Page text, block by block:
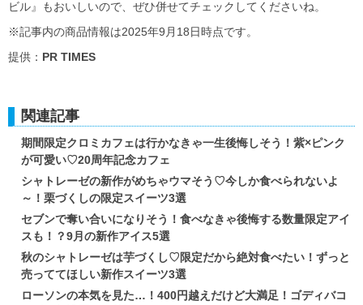
ビル』もおいしいので、ぜひ併せてチェックしてくださいね。
※記事内の商品情報は2025年9月18日時点です。
提供： PR TIMES
関連記事
期間限定クロミカフェは行かなきゃ一生後悔しそう！紫×ピンク
が可愛い♡20周年記念カフェ
シャトレーゼの新作がめちゃウマそう♡今しか食べられないよ
～！栗づくしの限定スイーツ3選
セブンで奪い合いになりそう！食べなきゃ後悔する数量限定アイ
スも！？9月の新作アイス5選
秋のシャトレーゼは芋づくし♡限定だから絶対食べたい！ずっと
売っててほしい新作スイーツ3選
ローソンの本気を見た…！400円越えだけど大満足！ゴディバコ